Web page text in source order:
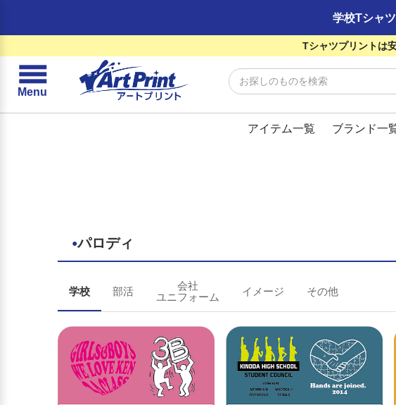
学校Tシャ
Tシャツプリントは
☰
Menu
アイテム一覧 ブランド一
●パロディ
学校 部活
会社
ユニフォーム
イメージ その他